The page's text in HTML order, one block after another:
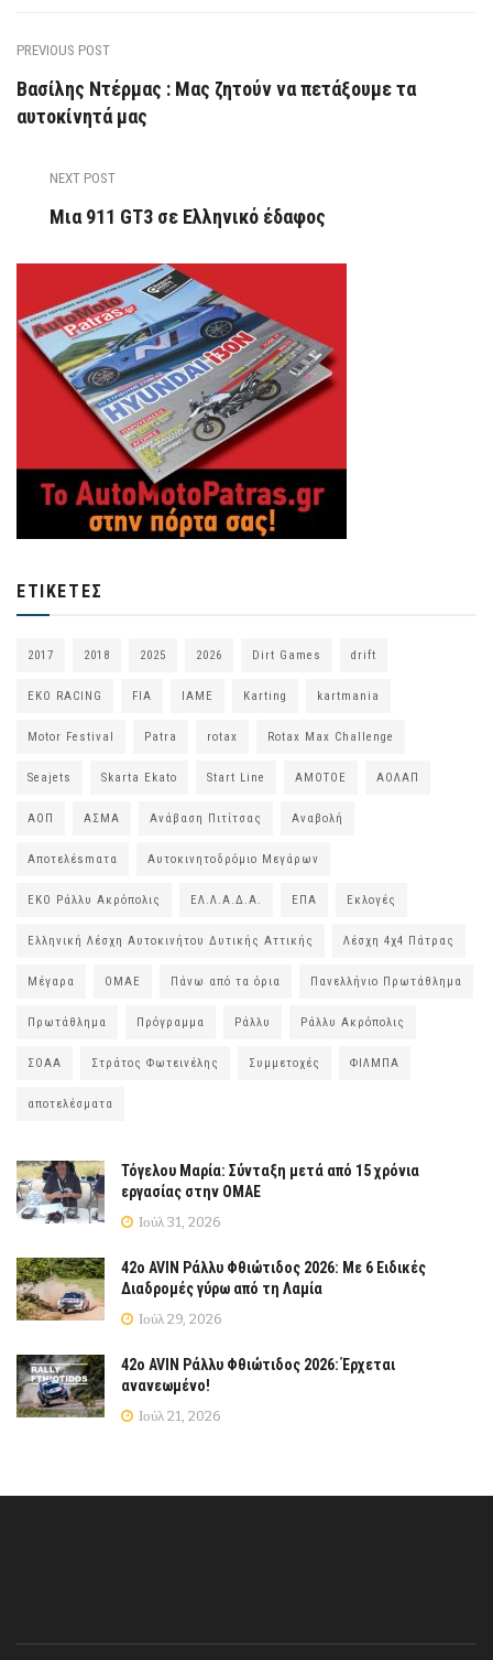
PREVIOUS POST
Βασίλης Ντέρμας : Μας ζητούν να πετάξουμε τα
αυτοκίνητά μας
NEXT POST
Μια 911 GT3 σε Ελληνικό έδαφος
ΕΤΙΚΈΤΕΣ
2017 2018 2025 2026 Dirt Games drift
EKO RACING FIA IAME Karting kartmania
Motor Festival Patra rotax Rotax Max Challenge
Seajets Skarta Ekato Start Line ΑΜΟΤΟΕ ΑΟΛΑΠ
ΑΟΠ ΑΣΜΑ Ανάβαση Πιτίτσας Αναβολή
Αποτελέsmατα Αυτοκινητοδρόμιο Μεγάρων
ΕΚΟ Ράλλυ Ακρόπολις ΕΛ.Λ.Α.Δ.Α. ΕΠΑ Εκλογές
Ελληνική Λέσχη Αυτοκινήτου Δυτικής Αττικής Λέσχη 4χ4 Πάτρας
Μέγαρα ΟΜΑΕ Πάνω από τα όρια Πανελλήνιο Πρωτάθλημα
Πρωτάθλημα Πρόγραμμα Ράλλυ Ράλλυ Ακρόπολις
ΣΟΑΑ Στράτος Φωτεινέλης Συμμετοχές ΦΙΛΜΠΑ
αποτελέσματα
Τόγελου Μαρία: Σύνταξη μετά από 15 χρόνια
εργασίας στην ΟΜΑΕ
Ιούλ 31, 2026
42ο AVIN Ράλλυ Φθιώτιδος 2026: Με 6 Ειδικές
Διαδρομές γύρω από τη Λαμία
Ιούλ 29, 2026
42ο AVIN Ράλλυ Φθιώτιδος 2026: Έρχεται
ανανεωμένο!
Ιούλ 21, 2026